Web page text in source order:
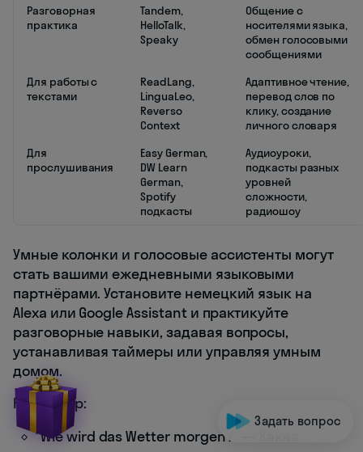
Разговорная
практика
Tandem,
HelloTalk,
Speaky
Общение с
носителями языка,
обмен голосовыми
сообщениями
Для работы с
текстами
ReadLang,
LinguaLeo,
Reverso
Context
Адаптивное чтение,
перевод слов по
клику, создание
личного словаря
Для
прослушивания
Easy German,
DW Learn
German,
Spotify
подкасты
Аудиоуроки,
подкасты разных
уровней
сложности,
радиошоу
Умные колонки и голосовые ассистенты могут
стать вашими ежедневными языковыми
партнёрами. Установите немецкий язык на
Alexa или Google Assistant и практикуйте
разговорные навыки, задавая вопросы,
устанавливая таймеры или управляя умным
домом.
Например:
"Wie wird das Wetter morgen?" — Какая
Задать вопрос